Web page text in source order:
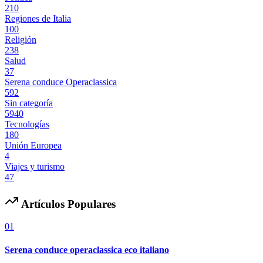
210
Regiones de Italia
100
Religión
238
Salud
37
Serena conduce Operaclassica
592
Sin categoría
5940
Tecnologías
180
Unión Europea
4
Viajes y turismo
47
Artículos Populares
01
Serena conduce operaclassica eco italiano